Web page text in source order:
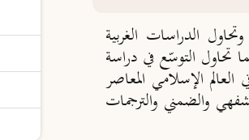
الدراسات الغربية
تحاول التوسّع في دراسة
الإسلامي المعاصر
والضمني والترجمات